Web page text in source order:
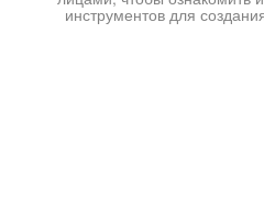
инструментов для